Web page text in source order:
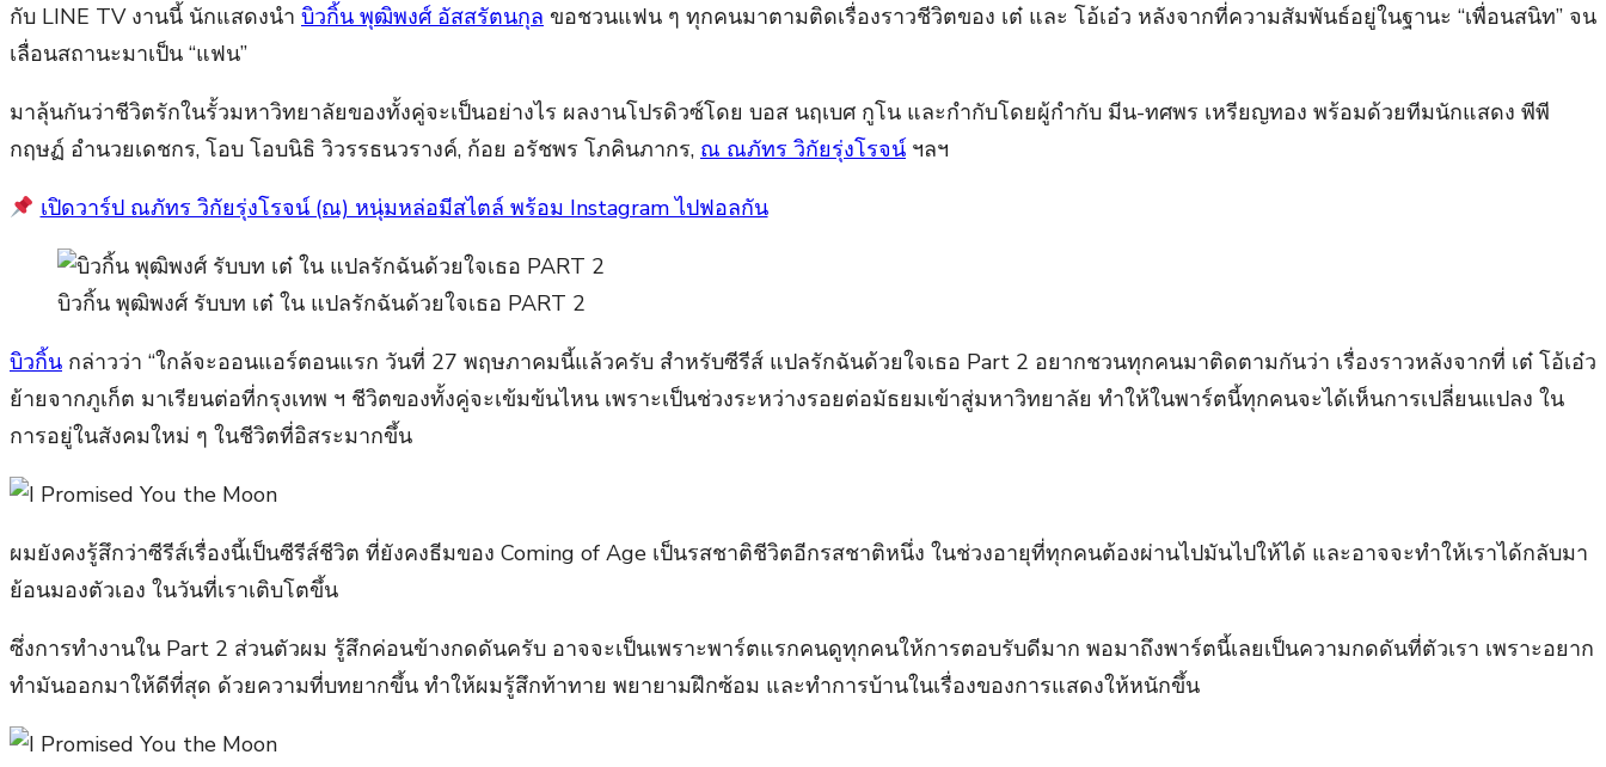
กับ LINE TV งานนี้ นักแสดงนำ บิวกิ้น พุฒิพงศ์ อัสสรัตนกุล ขอชวนแฟน ๆ ทุกคนมาตามติดเรื่องราวชีวิตของ เต๋ และ โอ้เอ๋ว หลังจากที่ความสัมพันธ์อยู่ในฐานะ “เพื่อนสนิท” จน
เลื่อนสถานะมาเป็น “แฟน”
มาลุ้นกันว่าชีวิตรักในรั้วมหาวิทยาลัยของทั้งคู่จะเป็นอย่างไร ผลงานโปรดิวซ์โดย บอส นฤเบศ กูโน และกำกับโดยผู้กำกับ มีน-ทศพร เหรียญทอง พร้อมด้วยทีมนักแสดง พีพี
กฤษฏ์ อำนวยเดชกร, โอบ โอบนิธิ วิวรรธนวรางค์, ก้อย อรัชพร โภคินภากร, ณ ณภัทร วิกัยรุ่งโรจน์ ฯลฯ
เปิดวาร์ป ณภัทร วิกัยรุ่งโรจน์ (ณ) หนุ่มหล่อมีสไตล์ พร้อม Instagram ไปฟอลกัน
บิวกิ้น พุฒิพงศ์ รับบท เต๋ ใน แปลรักฉันด้วยใจเธอ PART 2
บิวกิ้น กล่าวว่า “ใกล้จะออนแอร์ตอนแรก วันที่ 27 พฤษภาคมนี้แล้วครับ สำหรับซีรีส์ แปลรักฉันด้วยใจเธอ Part 2 อยากชวนทุกคนมาติดตามกันว่า เรื่องราวหลังจากที่ เต๋ โอ้เอ๋ว
ย้ายจากภูเก็ต มาเรียนต่อที่กรุงเทพ ฯ ชีวิตของทั้งคู่จะเข้มข้นไหน เพราะเป็นช่วงระหว่างรอยต่อมัธยมเข้าสู่มหาวิทยาลัย ทำให้ในพาร์ตนี้ทุกคนจะได้เห็นการเปลี่ยนแปลง ใน
การอยู่ในสังคมใหม่ ๆ ในชีวิตที่อิสระมากขึ้น
ผมยังคงรู้สึกว่าซีรีส์เรื่องนี้เป็นซีรีส์ชีวิต ที่ยังคงธีมของ Coming of Age เป็นรสชาติชีวิตอีกรสชาติหนึ่ง ในช่วงอายุที่ทุกคนต้องผ่านไปมันไปให้ได้ และอาจจะทำให้เราได้กลับมา
ย้อนมองตัวเอง ในวันที่เราเติบโตขึ้น
ซึ่งการทำงานใน Part 2 ส่วนตัวผม รู้สึกค่อนข้างกดดันครับ อาจจะเป็นเพราะพาร์ตแรกคนดูทุกคนให้การตอบรับดีมาก พอมาถึงพาร์ตนี้เลยเป็นความกดดันที่ตัวเรา เพราะอยาก
ทำมันออกมาให้ดีที่สุด ด้วยความที่บทยากขึ้น ทำให้ผมรู้สึกท้าทาย พยายามฝึกซ้อม และทำการบ้านในเรื่องของการแสดงให้หนักขึ้น